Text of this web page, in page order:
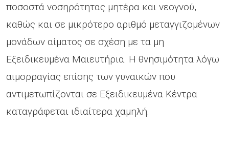
ποσοστά νοσηρότητας μητέρα και νεογνού,
καθώς και σε μικρότερο αριθμό μεταγγιζομένων
μονάδων αίματος σε σχέση με τα μη
Εξειδικευμένα Μαιευτήρια. Η θνησιμότητα λόγω
αιμορραγίας επίσης των γυναικών που
αντιμετωπίζονται σε Εξειδικευμένα Κέντρα
καταγράφεται ιδιαίτερα χαμηλή.